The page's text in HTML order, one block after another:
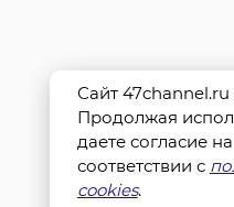
Сайт 47channel.ru
Продолжая
даете согласие
соответствии с
cookies.